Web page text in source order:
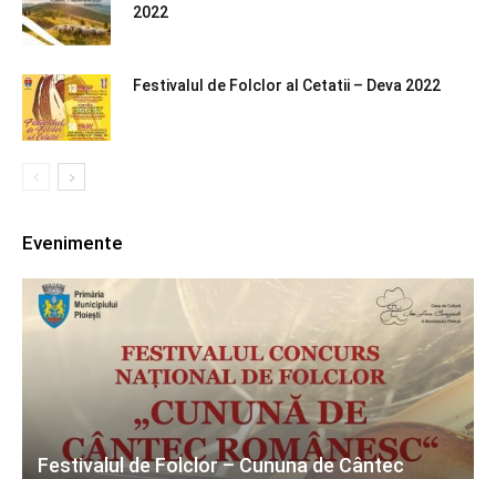
2022
Festivalul de Folclor al Cetatii – Deva 2022
Evenimente
Festivalul de Folclor – Cununa de Cântec